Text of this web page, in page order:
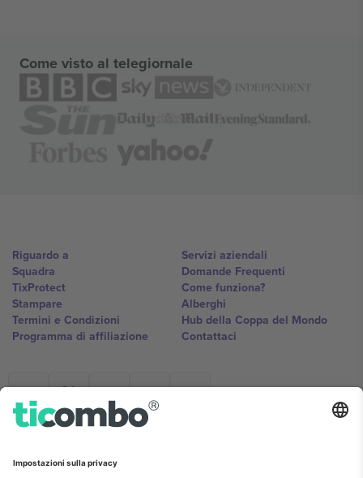
Come visto al telegiornale
Riguardo a
Squadra
TixProtect
Stampare
Termini e Condizioni
Programma di affiliazione
Servizi aziendali
Domande Frequenti
Come funziona?
Alberghi
Hub della Coppa del Mondo
Contattaci